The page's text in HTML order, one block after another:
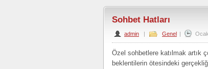
Sohbet Hatları
admin | Genel |
Özel sohbetlere katılmak artık
beklentilerin ötesindeki